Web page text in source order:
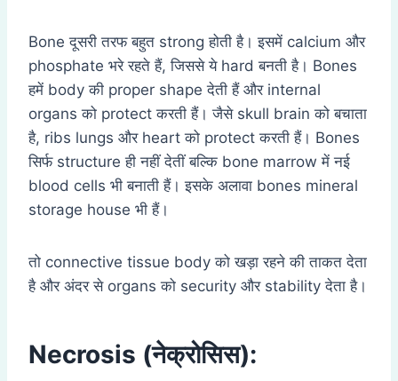
Bone दूसरी तरफ बहुत strong होती है। इसमें calcium और
phosphate भरे रहते हैं, जिससे ये hard बनती है। Bones
हमें body की proper shape देती हैं और internal
organs को protect करती हैं। जैसे skull brain को बचाता
है, ribs lungs और heart को protect करती हैं। Bones
सिर्फ structure ही नहीं देतीं बल्कि bone marrow में नई
blood cells भी बनाती हैं। इसके अलावा bones mineral
storage house भी हैं।
तो connective tissue body को खड़ा रहने की ताकत देता
है और अंदर से organs को security और stability देता है।
Necrosis (नेक्रोसिस):